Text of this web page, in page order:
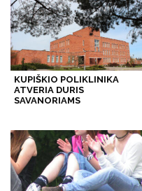
KUPIŠKIO POLIKLINIKA
ATVERIA DURIS
SAVANORIAMS